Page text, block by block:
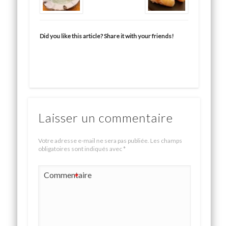
Did you like this article? Share it with your friends!
Laisser un commentaire
Votre adresse e-mail ne sera pas publiée. Les champs
obligatoires sont indiqués avec*
Commentaire
*